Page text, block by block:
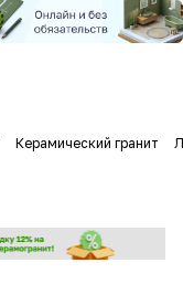
Керамический гранит